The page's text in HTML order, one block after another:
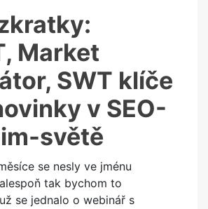
Market
SWT klíče
v SEO-
světě
se nesly ve jménu
tak bychom to
se jednalo o webinář s